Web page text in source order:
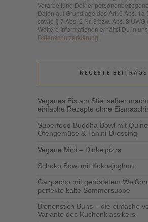
Verarbeitung Deiner
Daten auf Grundlage des Art. 6 Abs. 1a
sowie § 7 Abs. 2 Nr. 3 bzw. Abs. 3 UWG
Weitere Informationen erhältst Du in
Datenschutzerklärung
NEUESTE BEITRÄGE
Veganes Eis am Stiel selber
einfache Rezepte ohne
Superfood Buddha Bowl mit
Ofengemüse & Tahini-Dressing
Vegane Mini – Dinkelpizza
Schoko Bowl mit Kokosjoghurt
Gazpacho mit geröstetem
perfekte kalte Sommersuppe
Bienenstich Buns – die einfache
Variante des Kuchenklassikers